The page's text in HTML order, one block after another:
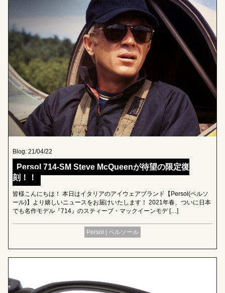
Blog: 21/04/22
Persol 714-SM Steve McQueenが待望の限定復
刻！！
皆様こんにちは！ 本日はイタリアのアイウェアブランド【Persol(ペルソ
ール)】より嬉しいニュースをお届けいたします！ 2021年春、ついに日本
でも名作モデル『714』のスティーブ・マックイーンモデ […]
Persol | ペルソール